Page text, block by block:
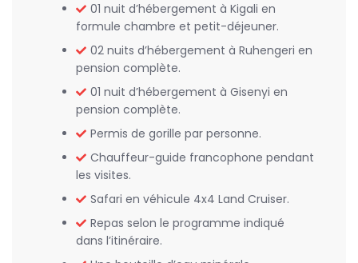
01 nuit d’hébergement à Kigali en
formule chambre et petit-déjeuner.
02 nuits d’hébergement à Ruhengeri en
pension complète.
01 nuit d’hébergement à Gisenyi en
pension complète.
Permis de gorille par personne.
Chauffeur-guide francophone pendant
les visites.
Safari en véhicule 4x4 Land Cruiser.
Repas selon le programme indiqué
dans l’itinéraire.